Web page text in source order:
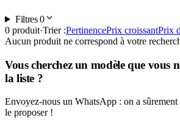
Filtres0
0 produit·Trier :PertinencePrix croissantPrix
Aucun produit ne correspond à votre
Vous cherchez un modèle que vous
la liste ?
Envoyez-nous un WhatsApp : on a
le proposer !